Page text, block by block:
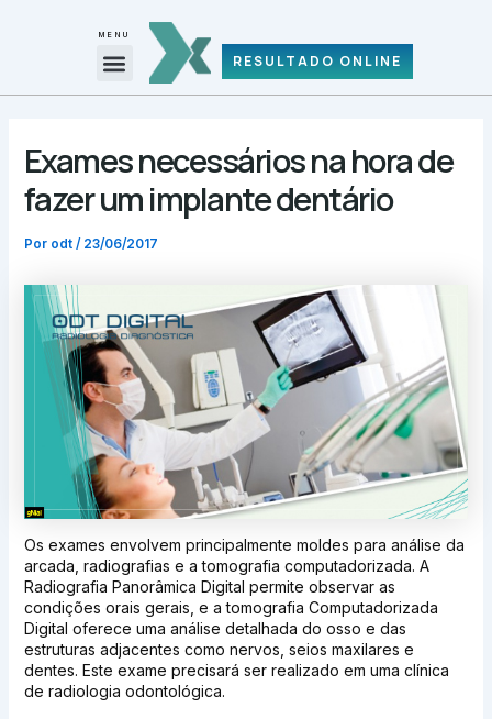
MENU
Menu RESULTADO ONLINE
Exames necessários na hora de
fazer um implante dentário
Por odt / 23/06/2017
Os exames envolvem principalmente moldes para análise da
arcada, radiografias e a tomografia computadorizada. A
Radiografia Panorâmica Digital permite observar as
condições orais gerais, e a tomografia Computadorizada
Digital oferece uma análise detalhada do osso e das
estruturas adjacentes como nervos, seios maxilares e
dentes. Este exame precisará ser realizado em uma clínica
de radiologia odontológica.